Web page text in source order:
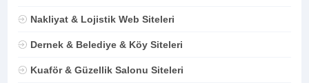
Nakliyat & Lojistik Web Siteleri
Dernek & Belediye & Köy Siteleri
Kuaför & Güzellik Salonu Siteleri